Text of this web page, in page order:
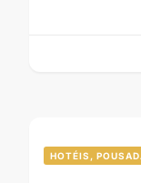
HOTÉIS,